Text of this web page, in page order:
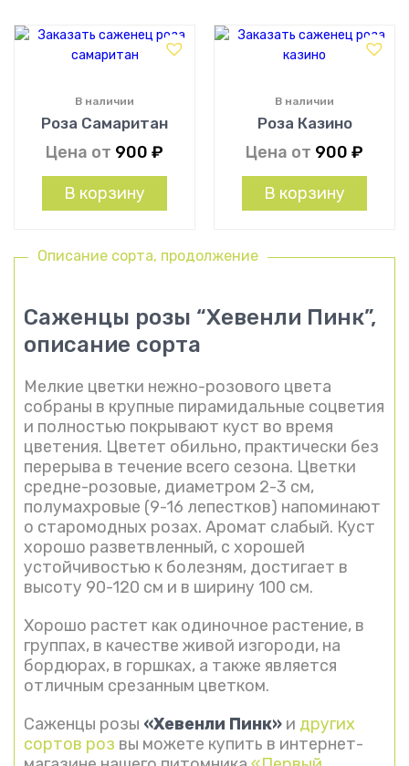
Описание сорта, продолжение
Саженцы розы “Хевенли Пинк”,
описание сорта
Мелкие цветки нежно-розового цвета
собраны в крупные пирамидальные соцветия
и полностью покрывают куст во время
цветения. Цветет обильно, практически без
перерыва в течение всего сезона. Цветки
средне-розовые, диаметром 2-3 см,
полумахровые (9-16 лепестков) напоминают
о старомодных розах. Аромат слабый. Куст
хорошо разветвленный, с хорошей
устойчивостью к болезням, достигает в
высоту 90-120 см и в ширину 100 см.
Хорошо растет как одиночное растение, в
группах, в качестве живой изгороди, на
бордюрах, в горшках, а также является
отличным срезанным цветком.
Саженцы розы «Хевенли Пинк» и других
сортов роз вы можете купить в интернет-
Роза Самаритан
В наличии
Цена от 900 ₽
В корзину
Роза Казино
В наличии
Цена от 900 ₽
В корзину